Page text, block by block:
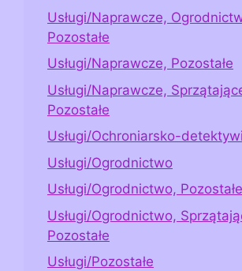
Usługi/Naprawcze,
Pozostałe
Usługi/Naprawcze, Pozostałe
Usługi/Naprawcze,
Pozostałe
Usługi/Ochroniarsko-
Usługi/Ogrodnictwo
Usługi/Ogrodnictwo, Pozostałe
Usługi/Ogrodnictwo,
Pozostałe
Usługi/Pozostałe